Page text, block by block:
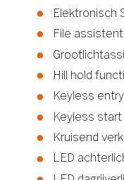
Elektronisch
File assistent
Hill hold
Keyless entry
Keyless start
Kruisend
LED